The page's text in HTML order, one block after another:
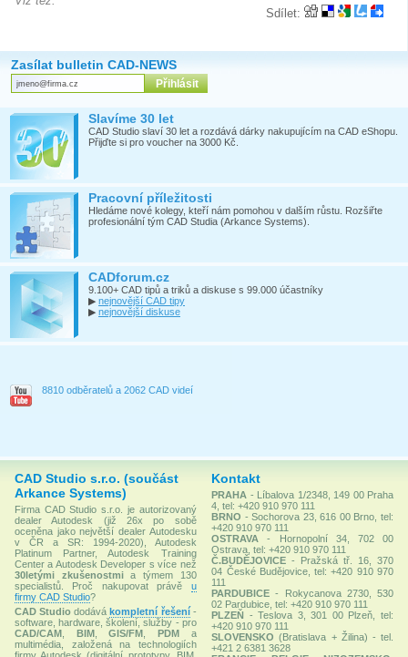
Sdílet:
Zasílat bulletin CAD-NEWS
Slavíme 30 let
CAD Studio slaví 30 let a rozdává dárky nakupujícím na CAD eShopu.
Přijďte si pro voucher na 3000 Kč.
Pracovní příležitosti
Hledáme nové kolegy, kteří nám pomohou v dalším růstu. Rozšiřte
profesionální tým CAD Studia (Arkance Systems).
CADforum.cz
9.100+ CAD tipů a triků a diskuse s 99.000 účastníky
▶ nejnovější CAD tipy
▶ nejnovější diskuse
8810 odběratelů a 2062 CAD videí
CAD Studio s.r.o. (součást
Arkance Systems)
Firma CAD Studio s.r.o. je autorizovaný
dealer Autodesk (již 26x po sobě
oceněna jako největší dealer Autodesku
v ČR a SR: 1994-2020), Autodesk
Platinum Partner, Autodesk Training
Center a Autodesk Developer s více než
30letými zkušenostmia týmem 130
specialistů. Proč nakupovat právě u
firmy CAD Studio?
CAD Studio dodávákompletní řešení-
software, hardware, školení, služby - pro
CAD/CAM
BIM,GIS/FM ,PDM a
multimédia, založená na technologiích
Kontakt
PRAHA - Líbalova 1/2348, 149 00 Praha
4, tel: +420 910 970 111
BRNO - Sochorova 23, 616 00 Brno, tel:
+420 910 970 111
OSTRAVA
- Hornopolní 34, 702 00
Ostrava, tel: +420 910 970 111
Č.BUDĚJOVICE - Pražská tř. 16, 370
04 České Budějovice, tel: +420 910 970
111
PARDUBICE - Rokycanova 2730, 530
02 Pardubice, tel: +420 910 970 111
PLZEŇ - Teslova 3, 301 00 Plzeň, tel:
+420 910 970 111
SLOVENSKO (Bratislava + Žilina) - tel.
+421 2 6381 3628